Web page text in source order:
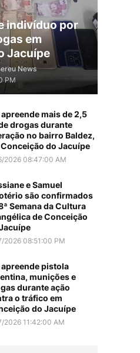
indivíduo por
em
Jacuípe
News
PM
apreende mais de 2,5
drogas durante
no bairro Baldez,
do Jacuípe
2026 08:47:00 AM
e Samuel
são confirmados
Semana da Cultura
de Conceição
2026 08:51:00 PM
apreende pistola
munições e
durante ação
o tráfico em
do Jacuípe
2026 11:42:00 AM